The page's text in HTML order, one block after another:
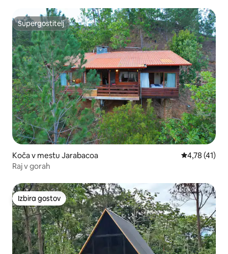
Supergostitelj
Supergostitelj
Koča v mestu Jarabacoa Povprečna
4,78 (41)
Raj v gorah
Izbira gostov
Izbira gostov